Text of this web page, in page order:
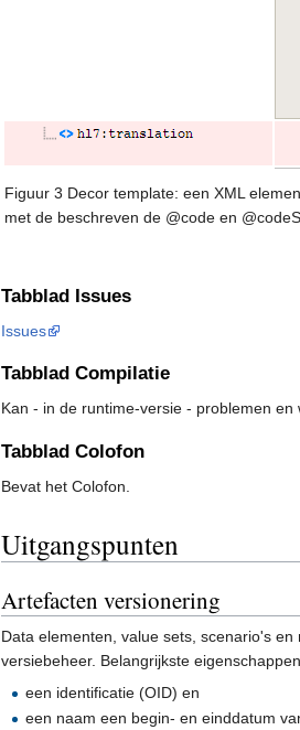
Figuur 3 Decor template: een XML
met de beschreven de @code en
Tabblad Issues
Issues
Tabblad Compilatie
Kan - in de runtime-versie - problemen
Tabblad Colofon
Bevat het Colofon.
Uitgangspunten
Artefacten versionering
Data elementen, value sets, scenario's
versiebeheer. Belangrijkste
een identificatie (OID) en
een naam een begin- en einddatum